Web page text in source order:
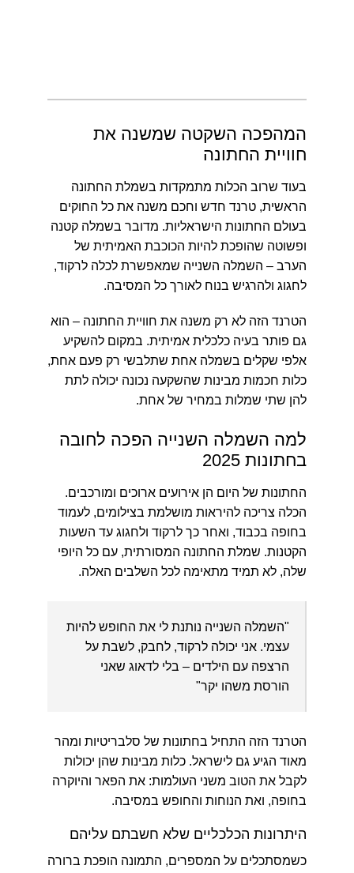
המהפכה השקטה שמשנה את
חוויית החתונה
בעוד שרוב הכלות מתמקדות בשמלת החתונה
הראשית, טרנד חדש וחכם משנה את כל החוקים
בעולם החתונות הישראליות. מדובר בשמלה קטנה
ופשוטה שהופכת להיות הכוכבת האמיתית של
הערב – השמלה השנייה שמאפשרת לכלה לרקוד,
לחגוג ולהרגיש בנוח לאורך כל המסיבה.
הטרנד הזה לא רק משנה את חוויית החתונה – הוא
גם פותר בעיה כלכלית אמיתית. במקום להשקיע
אלפי שקלים בשמלה אחת שתלבשי רק פעם אחת,
כלות חכמות מבינות שהשקעה נכונה יכולה לתת
להן שתי שמלות במחיר של אחת.
למה השמלה השנייה הפכה לחובה
בחתונות 2025
החתונות של היום הן אירועים ארוכים ומורכבים.
הכלה צריכה להיראות מושלמת בצילומים, לעמוד
בחופה בכבוד, ואחר כך לרקוד ולחגוג עד השעות
הקטנות. שמלת החתונה המסורתית, עם כל היופי
שלה, לא תמיד מתאימה לכל השלבים האלה.
"השמלה השנייה נותנת לי את החופש להיות
עצמי. אני יכולה לרקוד, לחבק, לשבת על
הרצפה עם הילדים – בלי לדאוג שאני
הורסת משהו יקר"
הטרנד הזה התחיל בחתונות של סלבריטיות ומהר
מאוד הגיע גם לישראל. כלות מבינות שהן יכולות
לקבל את הטוב משני העולמות: את הפאר והיוקרה
בחופה, ואת הנוחות והחופש במסיבה.
היתרונות הכלכליים שלא חשבתם עליהם
כשמסתכלים על המספרים, התמונה הופכת ברורה